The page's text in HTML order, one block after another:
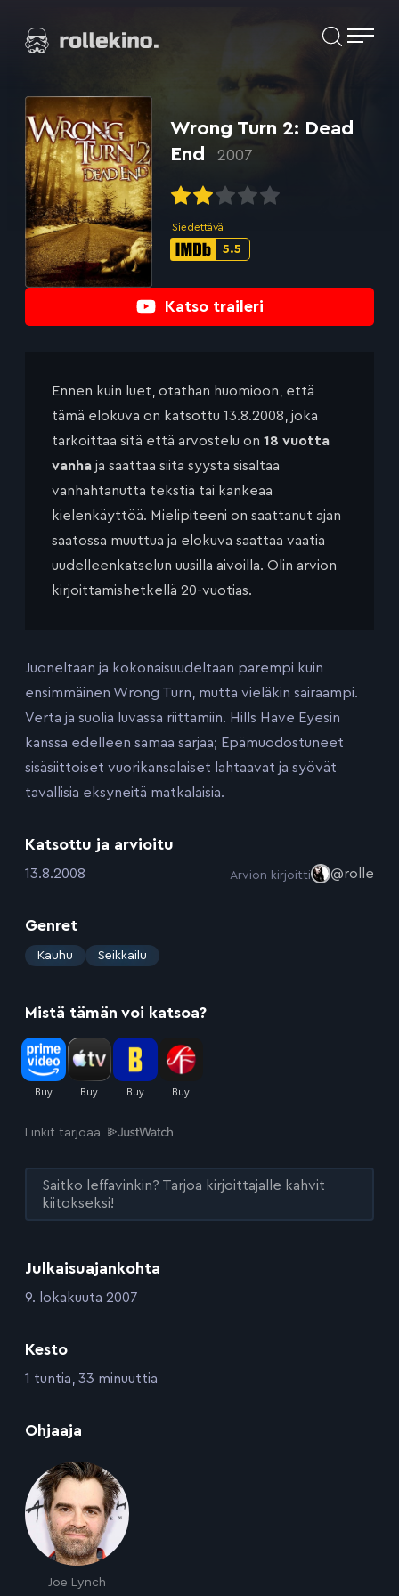
suoraan
Elokuvat ja elokuva-arviot | Rollekino.fi
jälkeen.
Katso traileri
Wrong Turn 2: Dead
End
2007
Siedettävä
IMDb-
5.5
Julkaisuajankohta
:9. lokakuuta 2007
Kesto
:1 tuntia, 33 minuuttia
Ohjaaja
Joe Lynch
Ennen kuin luet, otathan huomioon, että
tämä elokuva on katsottu 13.8.2008, joka
tarkoittaa sitä että arvostelu on 18 vuotta
vanha ja saattaa siitä syystä sisältää
vanhahtanutta tekstiä tai kankeaa
kielenkäyttöä. Mielipiteeni on saattanut ajan
saatossa muuttua ja elokuva saattaa vaatia
uudelleenkatselun uusilla aivoilla. Olin arvion
kirjoittamishetkellä 20-vuotias.
Juoneltaan ja kokonaisuudeltaan parempi kuin
ensimmäinen Wrong Turn, mutta vieläkin sairaampi.
Verta ja suolia luvassa riittämiin. Hills Have Eyesin
kanssa edelleen samaa sarjaa; Epämuodostuneet
sisäsiittoiset vuorikansalaiset lahtaavat ja syövät
tavallisia eksyneitä matkalaisia.
Katsottu ja arvioitu
:13.8.2008 Arvion kirjoitti @rolle
Genret
: Kauhu Seikkailu
Mistä tämän voi katsoa?
Linkit tarjoaa
Saitko leffavinkin? Tarjoa kirjoittajalle kahvit
kiitokseksi!